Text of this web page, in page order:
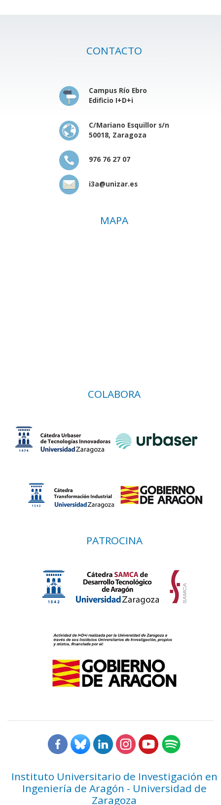
CONTACTO
Campus Río Ebro
Edificio I+D+i
C/Mariano Esquillor s/n
50018, Zaragoza
976 76 27 07
i3a@unizar.es
MAPA
COLABORA
PATROCINA
Instituto Universitario de Investigación en
Ingeniería de Aragón - Universidad de
Zaragoza